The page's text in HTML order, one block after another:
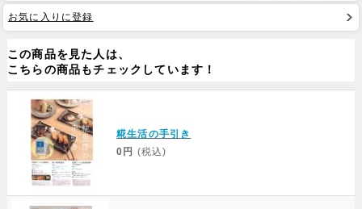
Site
お気に入りに登録
この商品を見た人は、
こちらの商品もチェックしています！
糀生活の手引き
0円 (税込)